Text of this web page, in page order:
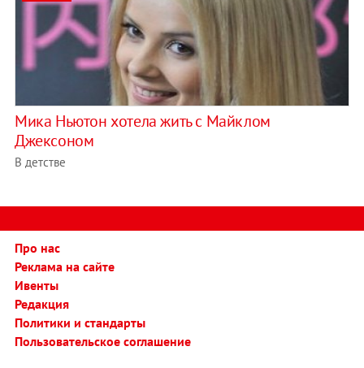
Мика Ньютон хотела жить с Майклом
Джексоном
В детстве
Про нас
Реклама на сайте
Ивенты
Редакция
Политики и стандарты
Пользовательское соглашение